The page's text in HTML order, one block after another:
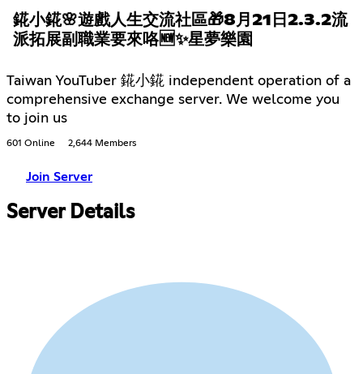
錵小錵🌸遊戲人生交流社區🎁8月21日2.3.2流
派拓展副職業要來咯🆕✨星夢樂園
Taiwan YouTuber 錵小錵 independent operation of a
comprehensive exchange server. We welcome you
to join us
601 Online 2,644 Members
Join Server
Server Details